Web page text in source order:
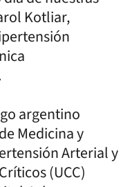
Kotliar,
argentino
Medicina y
Arterial y
(UCC)